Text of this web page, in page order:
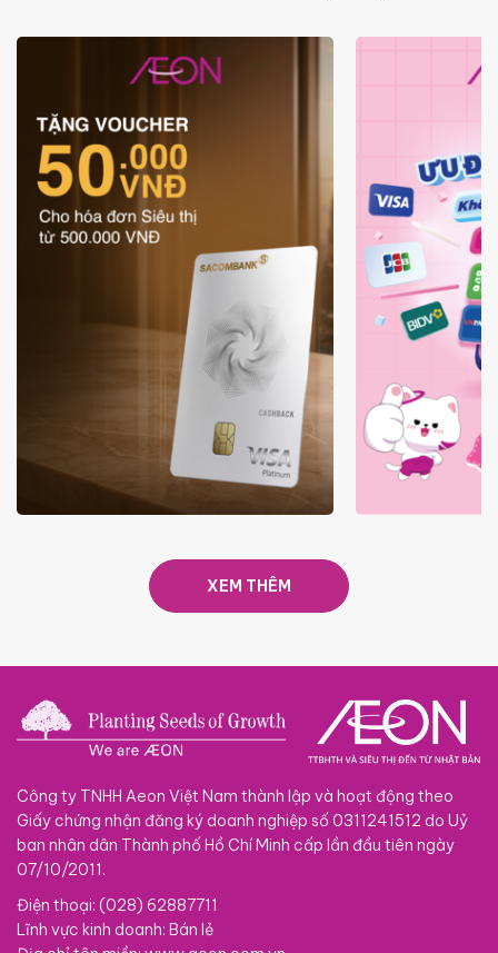
ƯU ĐÃI THẺ VẬT LÝ
XEM THÊM
Công ty TNHH Aeon Việt Nam thành lập và hoạt động theo
Giấy chứng nhận đăng ký doanh nghiệp số 0311241512 do Uỷ
ban nhân dân Thành phố Hồ Chí Minh cấp lần đầu tiên ngày
07/10/2011.
Điện thoại: (028) 62887711
Lĩnh vực kinh doanh: Bán lẻ